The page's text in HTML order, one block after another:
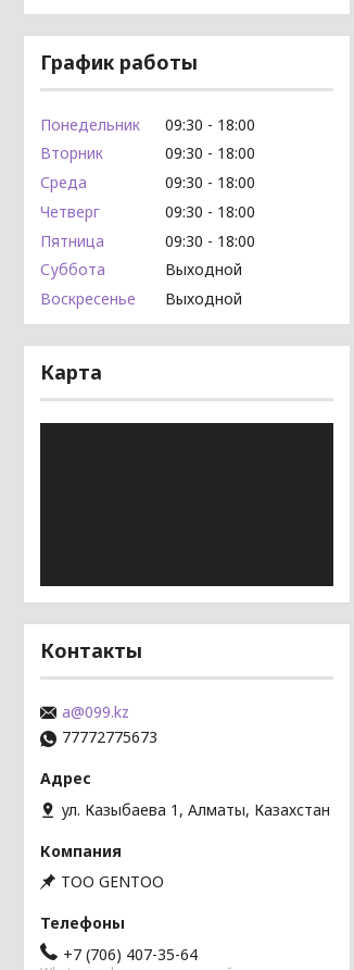
График работы
Понедельник 09:30
18:00
Вторник
09:30
18:00
Среда
09:30
18:00
Четверг
09:30
18:00
Пятница
09:30
18:00
Суббота
Выходной
Воскресенье
Выходной
Карта
Контакты
a@099.kz
77772775673
ул. Казыбаева 1, Алматы, Казахстан
TOO GENTOO
+7 (706) 407-35-64